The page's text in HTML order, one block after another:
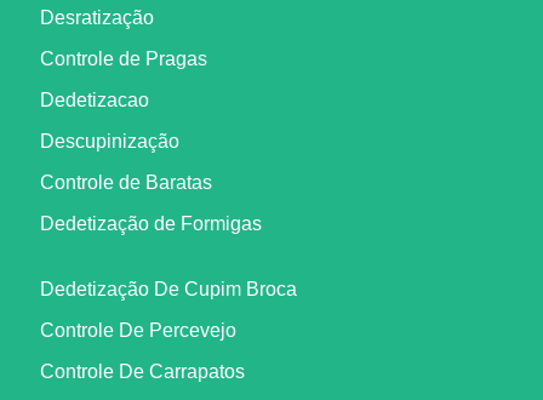
Desratização
Controle de Pragas
Dedetizacao
Descupinização
Controle de Baratas
Dedetização de Formigas
Dedetização De Cupim Broca
Controle De Percevejo
Controle De Carrapatos